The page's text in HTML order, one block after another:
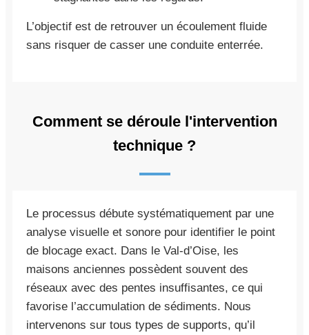
L’objectif est de retrouver un écoulement fluide
sans risquer de casser une conduite enterrée.
Comment se déroule l'intervention
technique ?
Le processus débute systématiquement par une
analyse visuelle et sonore pour identifier le point
de blocage exact. Dans le Val-d’Oise, les
maisons anciennes possèdent souvent des
réseaux avec des pentes insuffisantes, ce qui
favorise l’accumulation de sédiments. Nous
intervenons sur tous types de supports, qu’il